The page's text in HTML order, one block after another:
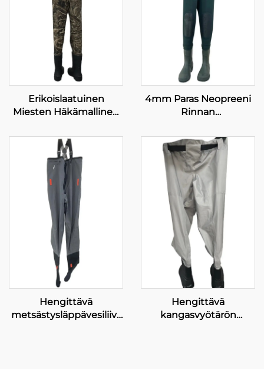
Erikoislaatuinen
Miesten Häkämallinen
Neopreenihuntingwaderit
4mm Paras Neopreeni
Rinnan
kenkien kanssa
Hengittävä
metsästysläppävesiliivi,
Hengittävä
kangasvyötärön